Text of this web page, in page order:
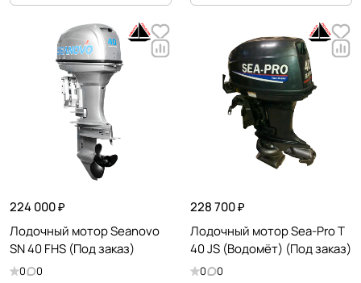
224 000 ₽
Лодочный мотор Seanovo
SN 40 FHS (Под заказ)
0 0
228 700 ₽
Лодочный мотор Sea-Pro T
40 JS (Водомёт) (Под заказ)
0 0